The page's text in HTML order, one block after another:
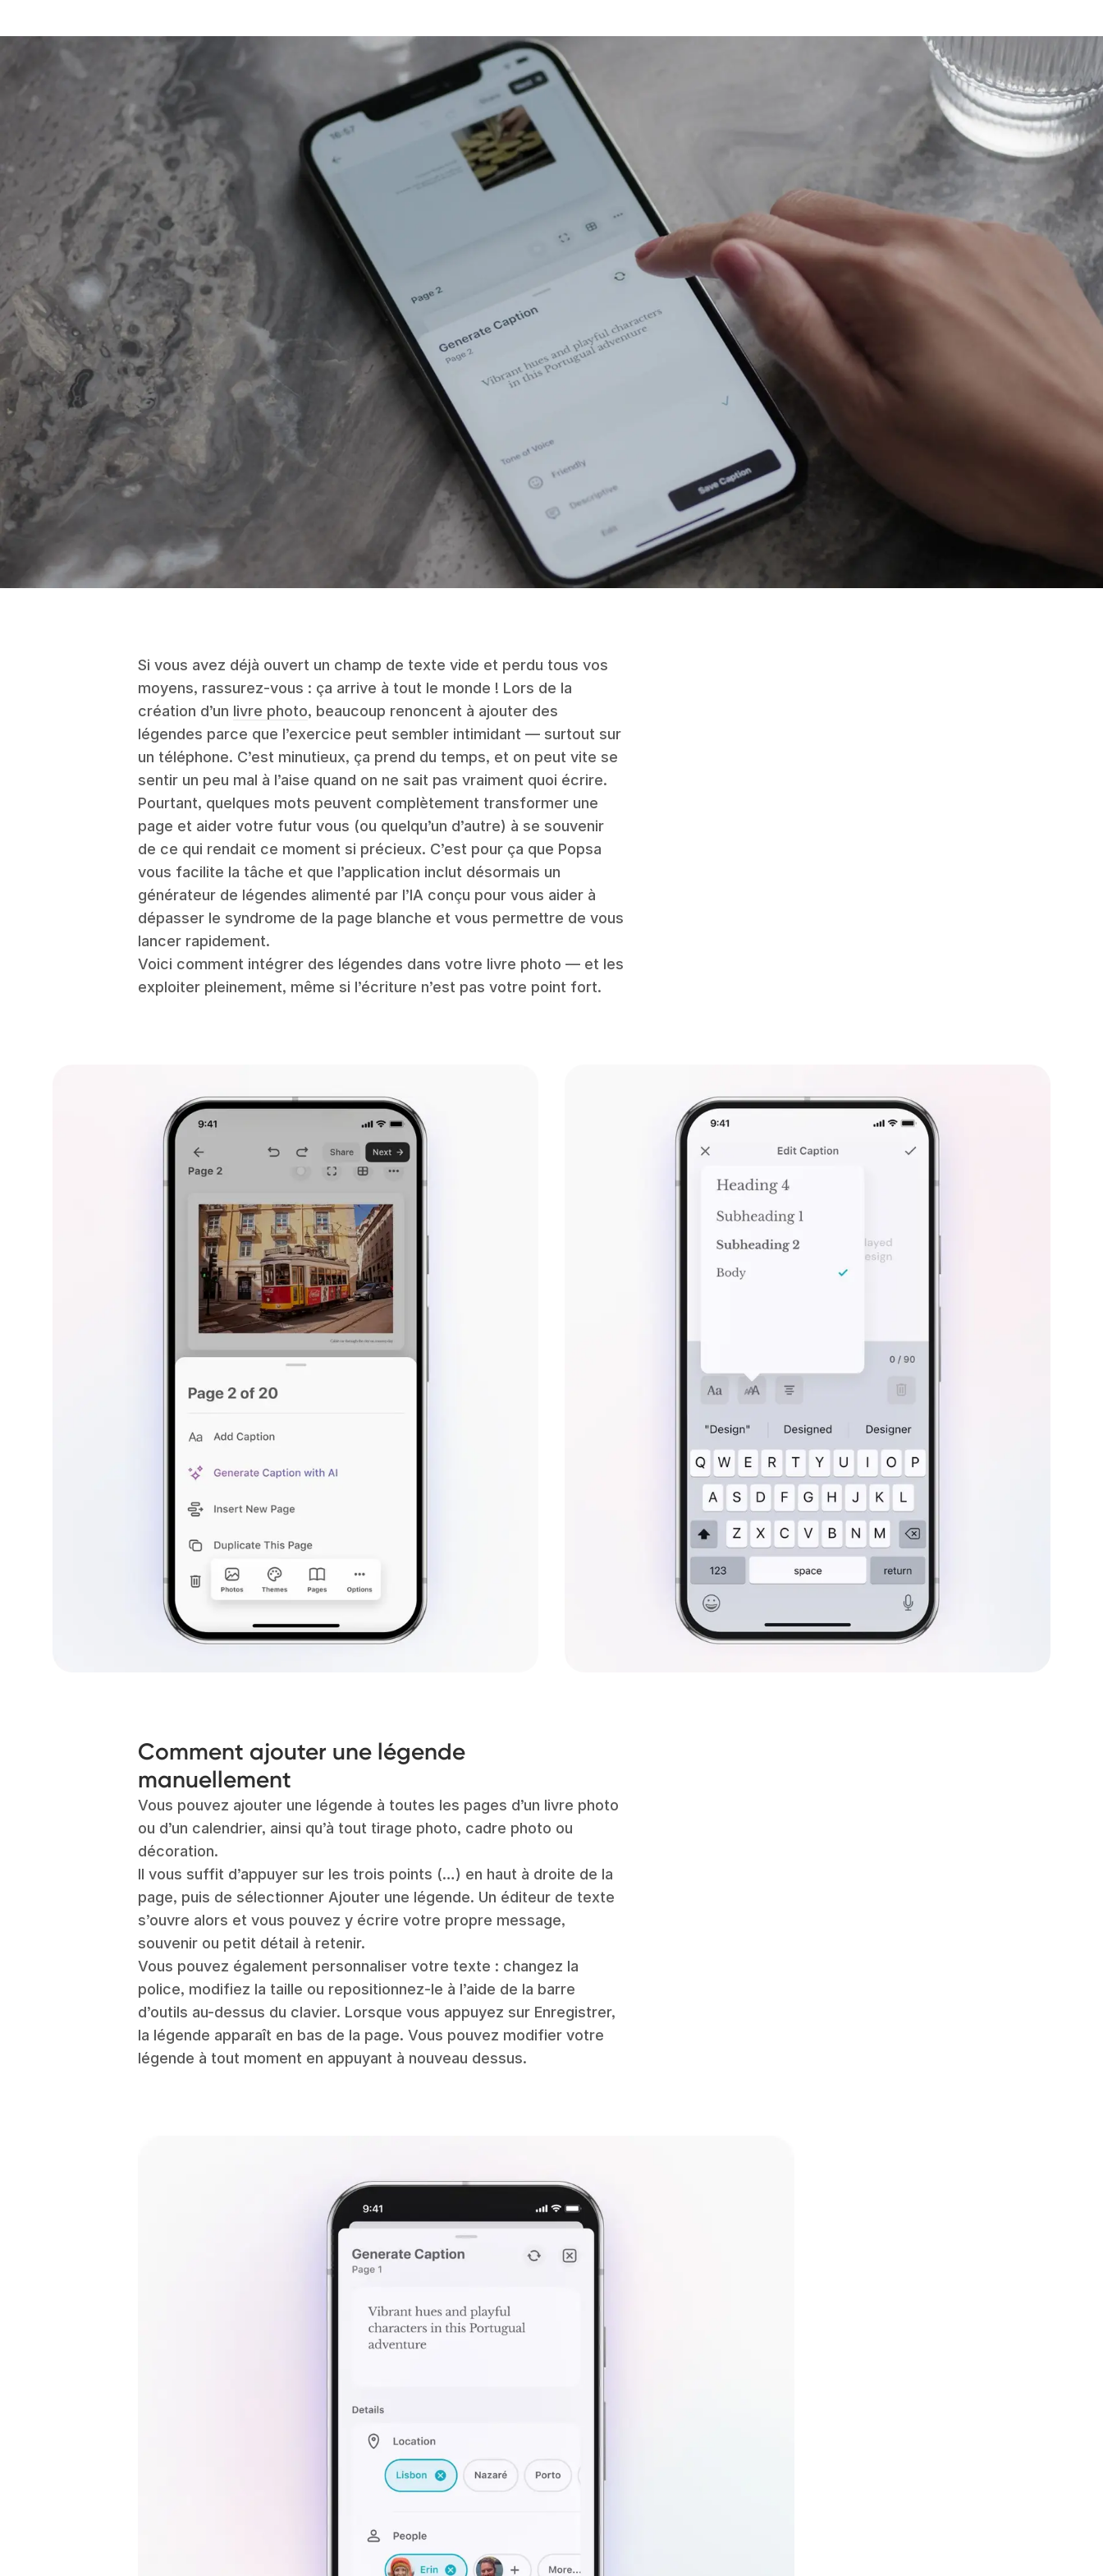
Si vous avez déjà ouvert un champ de texte vide et perdu tous vos
moyens, rassurez-vous : ça arrive à tout le monde ! Lors de la
création d’un livre photo, beaucoup renoncent à ajouter des
légendes parce que l’exercice peut sembler intimidant — surtout sur
un téléphone. C’est minutieux, ça prend du temps, et on peut vite se
sentir un peu mal à l’aise quand on ne sait pas vraiment quoi écrire.
Pourtant, quelques mots peuvent complètement transformer une
page et aider votre futur vous (ou quelqu’un d’autre) à se souvenir
de ce qui rendait ce moment si précieux. C’est pour ça que Popsa
vous facilite la tâche et que l’application inclut désormais un
générateur de légendes alimenté par l’IA conçu pour vous aider à
dépasser le syndrome de la page blanche et vous permettre de vous
lancer rapidement.
Voici comment intégrer des légendes dans votre livre photo — et les
exploiter pleinement, même si l’écriture n’est pas votre point fort.
Comment ajouter une légende
manuellement
Vous pouvez ajouter une légende à toutes les pages d’un livre photo
ou d’un calendrier, ainsi qu’à tout tirage photo, cadre photo ou
décoration.
Il vous suffit d’appuyer sur les trois points (…) en haut à droite de la
page, puis de sélectionner Ajouter une légende. Un éditeur de texte
s’ouvre alors et vous pouvez y écrire votre propre message,
souvenir ou petit détail à retenir.
Vous pouvez également personnaliser votre texte : changez la
police, modifiez la taille ou repositionnez-le à l’aide de la barre
d’outils au-dessus du clavier. Lorsque vous appuyez sur Enregistrer,
la légende apparaît en bas de la page. Vous pouvez modifier votre
légende à tout moment en appuyant à nouveau dessus.